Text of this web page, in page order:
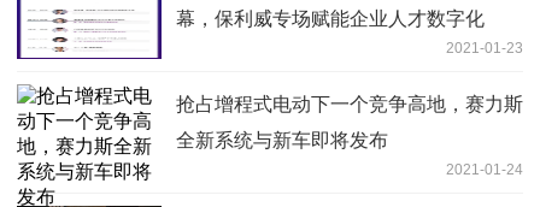
幕，保利威专场赋能企业人才数字化
2021-01-23
抢占增程式电动下一个竞争高地，赛力斯
全新系统与新车即将发布
2021-01-24